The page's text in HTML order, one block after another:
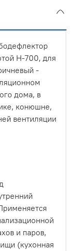
Н-700, для
-
дома, в
конюшне,
вентиляции
и паров,
(кухонная